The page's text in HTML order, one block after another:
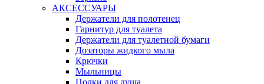
АКСЕССУАРЫ
Держатели для полотенец
Гарнитур для туалета
Держатели для туалетной бумаги
Дозаторы жидкого мыла
Крючки
Мыльницы